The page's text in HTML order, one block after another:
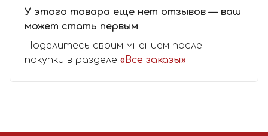
У этого товара еще нет отзывов — ваш
может стать первым
Поделитесь своим мнением после
покупки в разделе «Все заказы»